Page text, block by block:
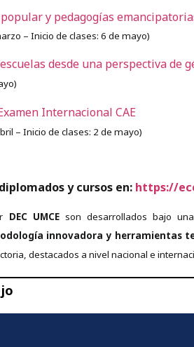
y pedagogías
– Inicio de clases: 6 de mayo)
desde una perspectiva de
Internacional CAE
– Inicio de clases: 2 de mayo)
y cursos en: https://
DEC UMCEson desarrollados bajo
innovadora y herramientas
destacados a nivel nacional e